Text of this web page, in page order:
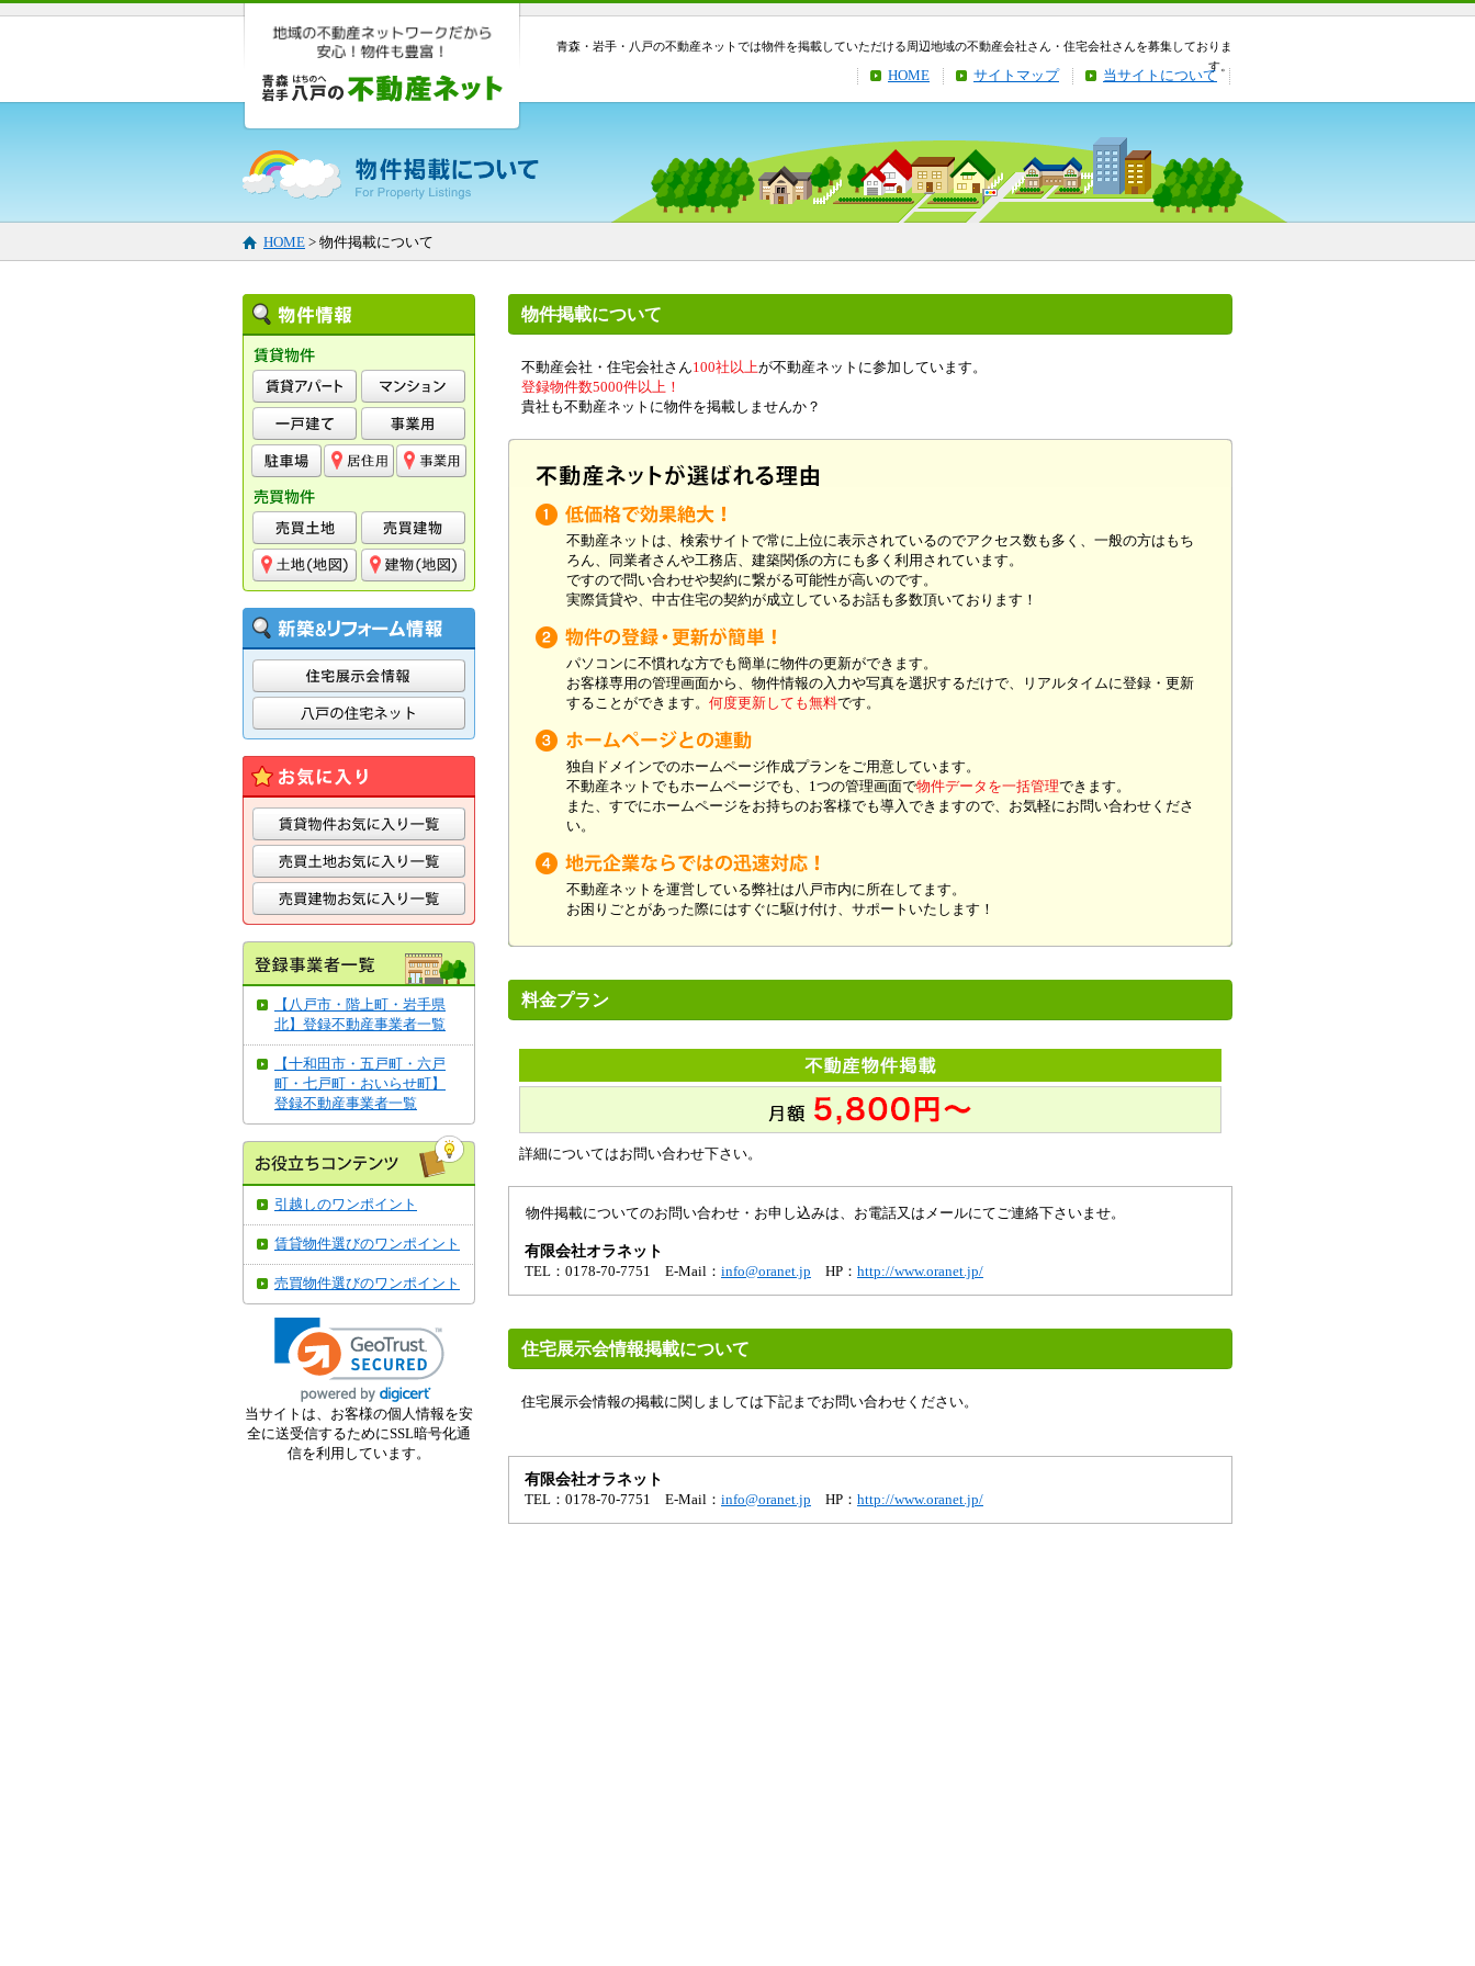
青森・岩手・八戸の不動産ネットでは物件を掲載していただける周辺地域の不動産会社さん・住宅会社さんを募集しておりま
す。
当サイトについて
サイトマップ
HOME
HOME > 物件掲載について
【八戸市・階上町・岩手県
北】登録不動産事業者一覧
【十和田市・五戸町・六戸
町・七戸町・おいらせ町】
登録不動産事業者一覧
引越しのワンポイント
賃貸物件選びのワンポイント
売買物件選びのワンポイント
当サイトは、お客様の個人情報を安
全に送受信するためにSSL暗号化通
信を利用しています。
物件掲載について
不動産会社・住宅会社さん100社以上が不動産ネットに参加しています。
登録物件数5000件以上！
貴社も不動産ネットに物件を掲載しませんか？
不動産ネットは、検索サイトで常に上位に表示されているのでアクセス数も多く、一般の方はもち
ろん、同業者さんや工務店、建築関係の方にも多く利用されています。
ですので問い合わせや契約に繋がる可能性が高いのです。
実際賃貸や、中古住宅の契約が成立しているお話も多数頂いております！
パソコンに不慣れな方でも簡単に物件の更新ができます。
お客様専用の管理画面から、物件情報の入力や写真を選択するだけで、リアルタイムに登録・更新
することができます。 何度更新しても無料です。
独自ドメインでのホームページ作成プランをご用意しています。
不動産ネットでもホームページでも、1つの管理画面で物件データを一括管理できます。
また、すでにホームページをお持ちのお客様でも導入できますので、お気軽にお問い合わせくださ
い。
不動産ネットを運営している弊社は八戸市内に所在してます。
お困りごとがあった際にはすぐに駆け付け、サポートいたします！
料金プラン
詳細についてはお問い合わせ下さい。
物件掲載についてのお問い合わせ・お申し込みは、お電話又はメールにてご連絡下さいませ。
有限会社オラネット
TEL：0178-70-7751 E-Mail： info@oranet.jp HP： http://www.oranet.jp/
住宅展示会情報掲載について
住宅展示会情報の掲載に関しましては下記までお問い合わせください。
有限会社オラネット
TEL：0178-70-7751 E-Mail： info@oranet.jp HP： http://www.oranet.jp/